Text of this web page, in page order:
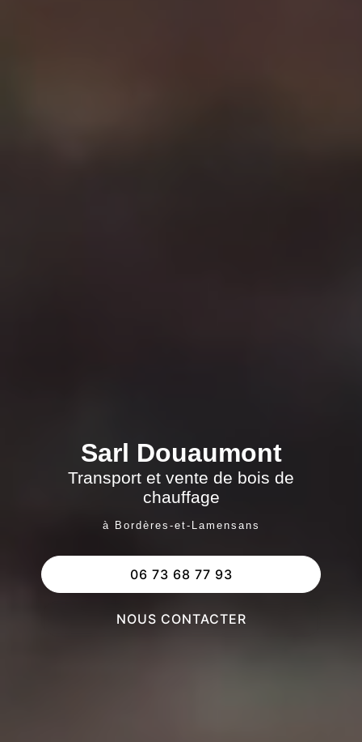
Sarl Douaumont
Transport et vente de bois de
chauffage
à Bordères-et-Lamensans
06 73 68 77 93
NOUS CONTACTER